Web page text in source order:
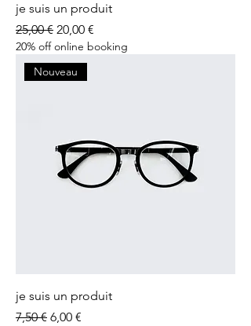
je suis un produit
Prix original
25,00 € Prix promotionnel
20,00 €
20% off online booking
Nouveau
je suis un produit
Prix original
7,50 € Prix promotionnel
6,00 €